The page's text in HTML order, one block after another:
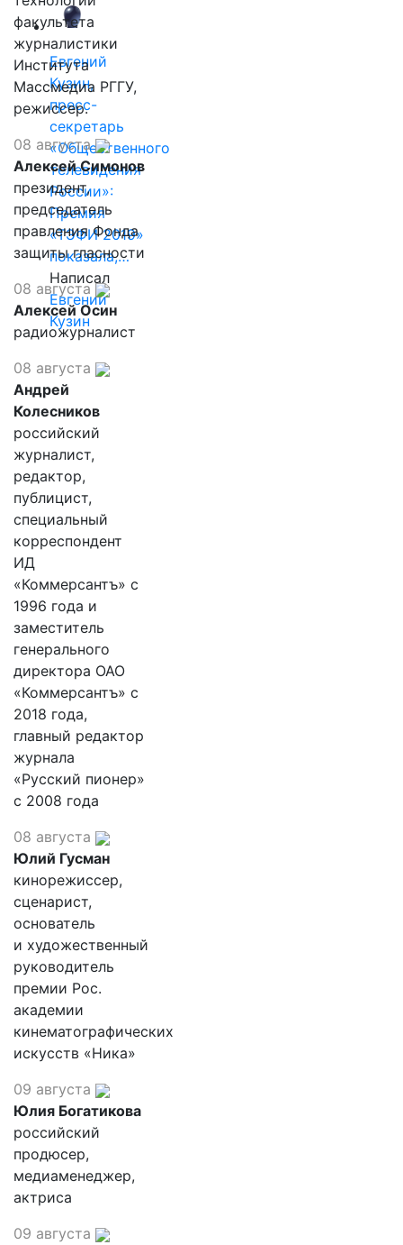
Евгений
Кузин,
пресс-
секретарь
«Общественного
телевидения
России»:
Премия
«ТЭФИ 2019»
показала,…
Написал
Евгений
Кузин
факультета
журналистики
Института
Массмедиа РГГУ,
режиссер.
08 августа
Алексей Симонов
президент,
председатель
правления Фонда
защиты гласности
08 августа
Алексей Осин
радиожурналист
08 августа
Андрей
Колесников
российский
журналист,
редактор,
публицист,
специальный
корреспондент
ИД
«Коммерсантъ» с
1996 года и
заместитель
генерального
директора ОАО
«Коммерсантъ» с
2018 года,
главный редактор
журнала
«Русский пионер»
с 2008 года
08 августа
Юлий Гусман
кинорежиссер,
сценарист,
основатель
и художественный
руководитель
премии Рос.
академии
кинематографических
искусств «Ника»
09 августа
Юлия Богатикова
российский
продюсер,
медиаменеджер,
актриса
09 августа